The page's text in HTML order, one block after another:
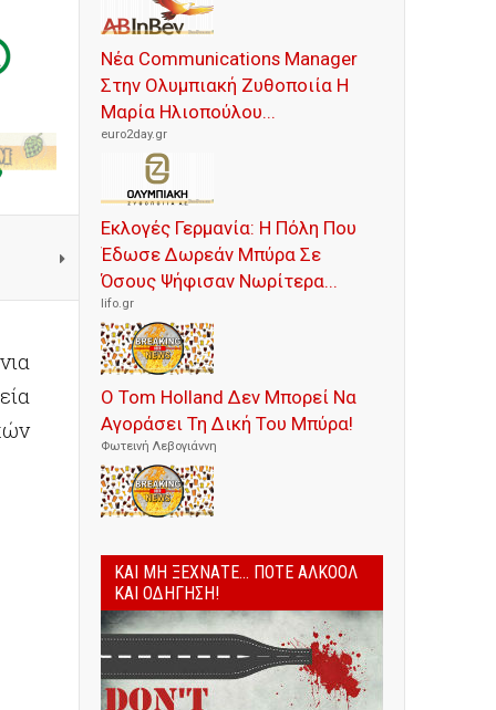
Νέα Communications Manager
Στην Ολυμπιακή Ζυθοποιία Η
Μαρία Ηλιοπούλου...
euro2day.gr
Εκλογές Γερμανία: Η Πόλη Που
Έδωσε Δωρεάν Μπύρα Σε
Όσους Ψήφισαν Νωρίτερα...
lifo.gr
Ο Tom Holland Δεν Μπορεί Να
Αγοράσει Τη Δική Του Μπύρα!
Φωτεινή Λεβογιάννη
ΚΑΙ ΜΗ ΞΕΧΝΆΤΕ... ΠΟΤΈ ΑΛΚΟΌΛ
ΚΑΙ ΟΔΉΓΗΣΗ!